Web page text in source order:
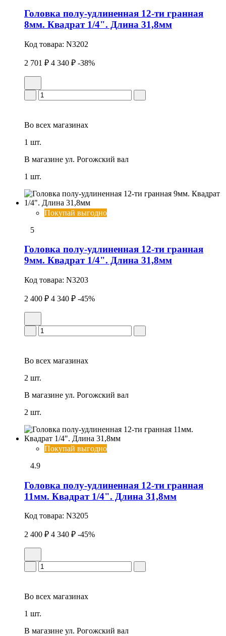
Головка полу-удлиненная 12-ти гранная
8мм. Квадрат 1/4". Длина 31,8мм
Код товара: N3202
2 701 ₽ 4 340 ₽ -38%
Во всех магазинах
1 шт.
В магазине ул. Рогожский вал
1 шт.
Покупай выгодно
5
Головка полу-удлиненная 12-ти гранная
9мм. Квадрат 1/4". Длина 31,8мм
Код товара: N3203
2 400 ₽ 4 340 ₽ -45%
Во всех магазинах
2 шт.
В магазине ул. Рогожский вал
2 шт.
Покупай выгодно
4.9
Головка полу-удлиненная 12-ти гранная
11мм. Квадрат 1/4". Длина 31,8мм
Код товара: N3205
2 400 ₽ 4 340 ₽ -45%
Во всех магазинах
1 шт.
В магазине ул. Рогожский вал